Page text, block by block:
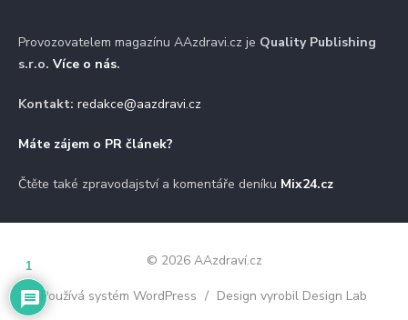
Provozovatelem magazínu AAzdravi.cz je Quality Publishing
s.r.o. Více o nás.
Kontakt: redakce@aazdravi.cz
Máte zájem o PR článek?
Čtěte také zpravodajství a komentáře deníku Mix24.cz
© 2026 AAzdraví.cz
Používá systém WordPress / Design vyrobil Design Lab
1